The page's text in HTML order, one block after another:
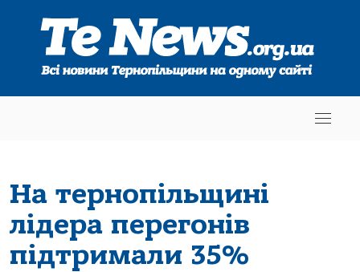
На тернопільщині
лідера перегонів
підтримали 35%